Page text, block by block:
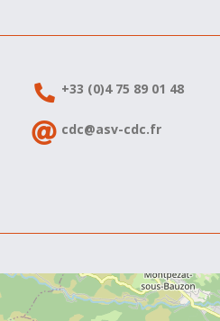
+33 (0)4 75 89 01 48
cdc@asv-cdc.fr